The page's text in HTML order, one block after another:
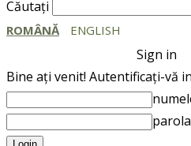
Căutați
ROMÂNĂ ENGLISH
Sign in
Bine ați venit! Autentificați-vă